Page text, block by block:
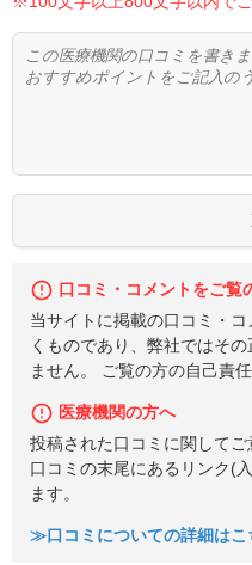
口コミ・コメントをご覧
当サイトに掲載の口コミ・
くものであり、弊社ではそ
ません。 ご覧の方の自己責
医療機関の方へ
投稿された口コミに関して
口コミの末尾にあるリンク(
ます。
≫口コミについての詳細はこ